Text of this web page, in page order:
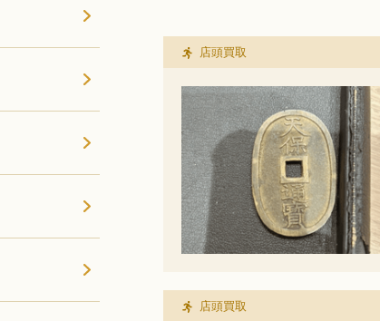
店頭買取
店頭買取